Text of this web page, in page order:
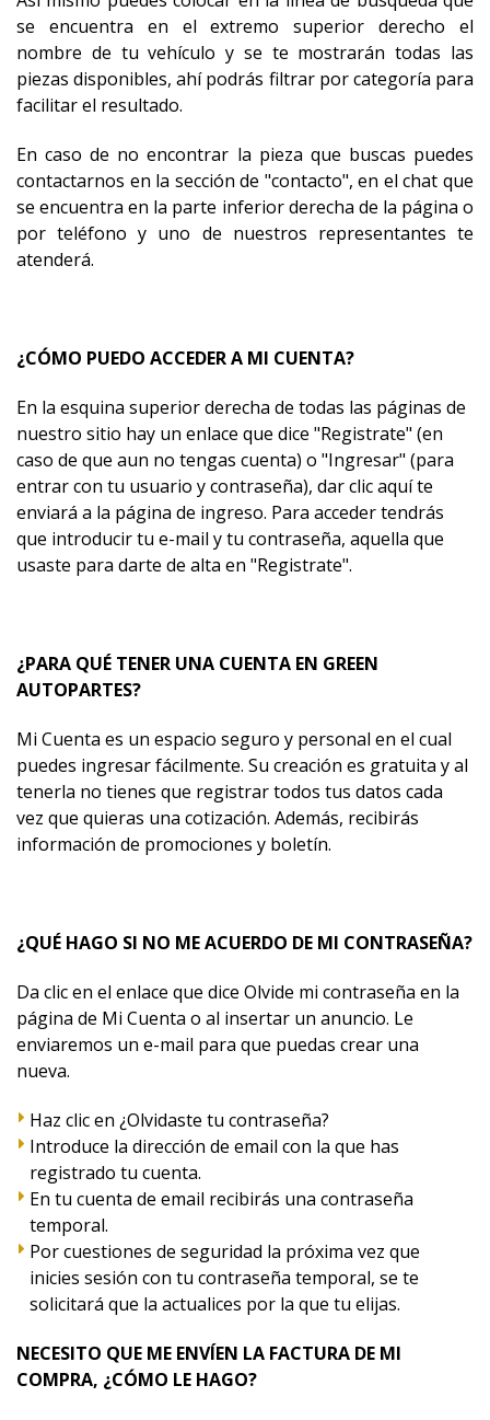
se encuentra en el extremo superior derecho el
nombre de tu vehículo y se te mostrarán todas las
piezas disponibles, ahí podrás filtrar por categoría para
facilitar el resultado.
En caso de no encontrar la pieza que buscas puedes
contactarnos en la sección de "contacto", en el chat que
se encuentra en la parte inferior derecha de la página o
por teléfono y uno de nuestros representantes te
atenderá.
¿CÓMO PUEDO ACCEDER A MI CUENTA?
En la esquina superior derecha de todas las páginas de
nuestro sitio hay un enlace que dice "Registrate" (en
caso de que aun no tengas cuenta) o "Ingresar" (para
entrar con tu usuario y contraseña), dar clic aquí te
enviará a la página de ingreso. Para acceder tendrás
que introducir tu e-mail y tu contraseña, aquella que
usaste para darte de alta en "Registrate".
¿PARA QUÉ TENER UNA CUENTA EN GREEN
AUTOPARTES?
Mi Cuenta es un espacio seguro y personal en el cual
puedes ingresar fácilmente. Su creación es gratuita y al
tenerla no tienes que registrar todos tus datos cada
vez que quieras una cotización. Además, recibirás
información de promociones y boletín.
¿QUÉ HAGO SI NO ME ACUERDO DE MI CONTRASEÑA?
Da clic en el enlace que dice Olvide mi contraseña en la
página de Mi Cuenta o al insertar un anuncio. Le
enviaremos un e-mail para que puedas crear una
nueva.
Haz clic en ¿Olvidaste tu contraseña?
Introduce la dirección de email con la que has
registrado tu cuenta.
En tu cuenta de email recibirás una contraseña
temporal.
Por cuestiones de seguridad la próxima vez que
inicies sesión con tu contraseña temporal, se te
solicitará que la actualices por la que tu elijas.
NECESITO QUE ME ENVÍEN LA FACTURA DE MI
COMPRA, ¿CÓMO LE HAGO?